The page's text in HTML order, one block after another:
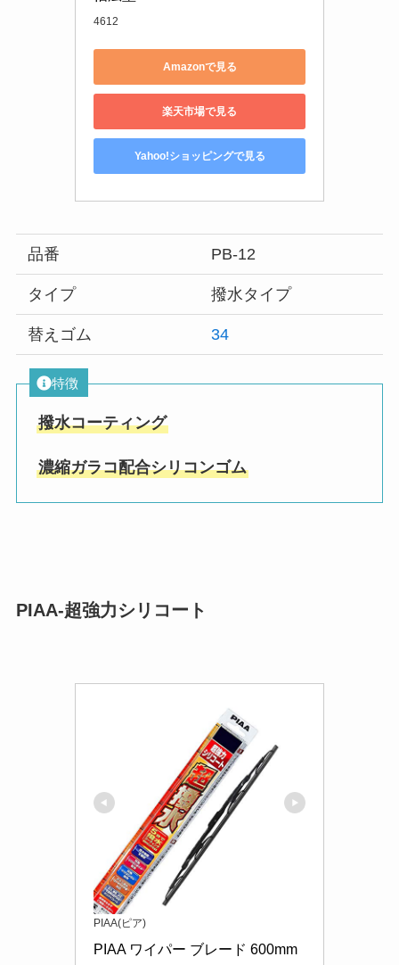
4612
Amazonで見る
楽天市場で見る
Yahoo!ショッピングで見る
品番 PB-12
タイプ 撥水タイプ
替えゴム 34
特徴
撥水コーティング
濃縮ガラコ配合シリコンゴム
PIAA-超強力シリコート
PIAA(ピア)
PIAA ワイパー ブレード 600mm